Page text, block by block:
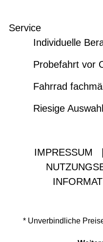
Service
Individuelle
Probefahrt vor
Fahrrad
Riesige
IMPRESSUM
* Unverbindliche